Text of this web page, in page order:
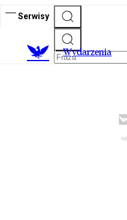
Serwisy
Wydarzenia